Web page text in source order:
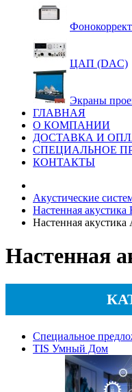
ЦАП (DAC)
Экраны
ГЛАВНАЯ
О КОМПАНИИ
ДОСТАВКА И
СПЕЦИАЛЬНОЕ
КОНТАКТЫ
Акустические
Настенная акустика
Настенная акустика
Настенная
Специальное
TIS Умный Дом